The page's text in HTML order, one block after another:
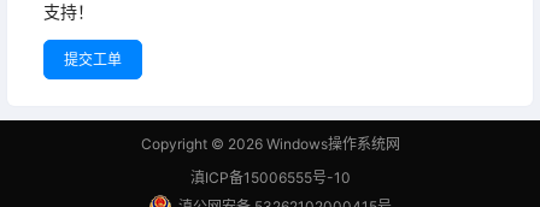
支持！
提交工单
Copyright © 2026Windows操作系统网
滇ICP备15006555号-10